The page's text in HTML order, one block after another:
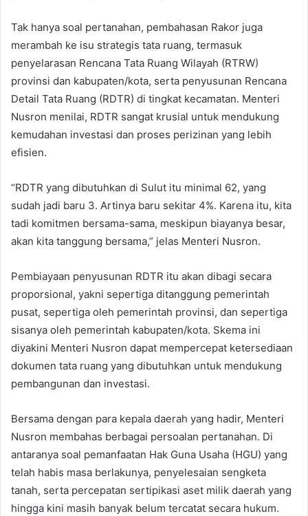
Tak hanya soal pertanahan, pembahasan Rakor juga
merambah ke isu strategis tata ruang, termasuk
penyelarasan Rencana Tata Ruang Wilayah (RTRW)
provinsi dan kabupaten/kota, serta penyusunan Rencana
Detail Tata Ruang (RDTR) di tingkat kecamatan. Menteri
Nusron menilai, RDTR sangat krusial untuk mendukung
kemudahan investasi dan proses perizinan yang lebih
efisien.
“RDTR yang dibutuhkan di Sulut itu minimal 62, yang
sudah jadi baru 3. Artinya baru sekitar 4%. Karena itu, kita
tadi komitmen bersama-sama, meskipun biayanya besar,
akan kita tanggung bersama,” jelas Menteri Nusron.
Pembiayaan penyusunan RDTR itu akan dibagi secara
proporsional, yakni sepertiga ditanggung pemerintah
pusat, sepertiga oleh pemerintah provinsi, dan sepertiga
sisanya oleh pemerintah kabupaten/kota. Skema ini
diyakini Menteri Nusron dapat mempercepat ketersediaan
dokumen tata ruang yang dibutuhkan untuk mendukung
pembangunan dan investasi.
Bersama dengan para kepala daerah yang hadir, Menteri
Nusron membahas berbagai persoalan pertanahan. Di
antaranya soal pemanfaatan Hak Guna Usaha (HGU) yang
telah habis masa berlakunya, penyelesaian sengketa
tanah, serta percepatan sertipikasi aset milik daerah yang
hingga kini masih banyak belum tercatat secara hukum.